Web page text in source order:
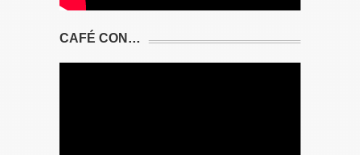
CAFÉ CON…